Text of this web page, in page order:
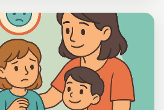
ohne seine Freundlichkeit